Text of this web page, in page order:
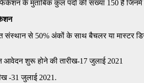
के मुताबिक कुल पदों की संख्या 150 है जिनमें
संस्थान से 50% अंकों के साथ बैचलर या मास्टर
आवेदन शुरू होने की तारीख-17 जुलाई 2021
-31 जुलाई 2021.